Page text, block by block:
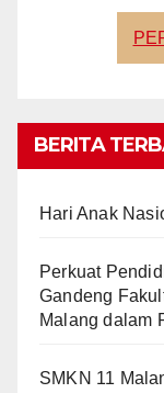
BERITA
Hari Anak
Perkuat
Gandeng
Malang dalam
SMKN 11